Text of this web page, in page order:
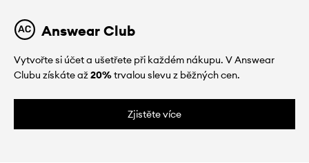
Answear Club
Vytvořte si účet a ušetřete při každém nákupu. V Answear
Clubu získáte až20%trvalou slevu z běžných cen.
Zjistěte více